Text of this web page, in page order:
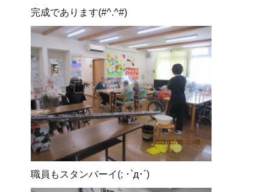
完成であります(#^.^#)
職員もスタンバーイ(; ･`д･´)